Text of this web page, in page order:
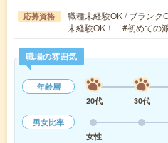
応募資格
職種未経験OK / ブランク
未経験OK！ #初めての
職場の雰囲気
年齢層
20代
30代
男女比率
女性